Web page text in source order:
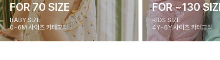
FOR 70 SIZE
BABY SIZE
0~6M 사이즈 카테고리
FOR ~130
KIDS SIZE
4Y~6Y 사이즈 카테고리